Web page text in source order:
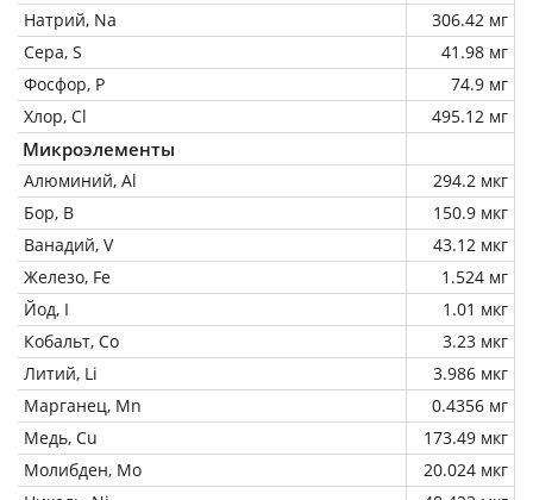
Натрий, Na
306.42 мг
Сера, S
41.98 мг
Фосфор, P
74.9 мг
Хлор, Cl
495.12 мг
Микроэлементы
Алюминий, Al
294.2 мкг
Бор, B
150.9 мкг
Ванадий, V
43.12 мкг
Железо, Fe
1.524 мг
Йод, I
1.01 мкг
Кобальт, Co
3.23 мкг
Литий, Li
3.986 мкг
Марганец, Mn
0.4356 мг
Медь, Cu
173.49 мкг
Молибден, Mo
20.024 мкг